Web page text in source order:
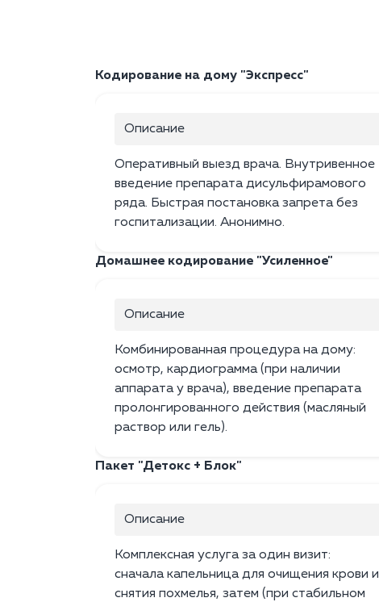
Кодирование на дому "Экспресс"
Описание
Оперативный выезд врача. Внутривенное
введение препарата дисульфирамового
ряда. Быстрая постановка запрета без
госпитализации. Анонимно.
Домашнее кодирование "Усиленное"
Описание
Комбинированная процедура на дому:
осмотр, кардиограмма (при наличии
аппарата у врача), введение препарата
пролонгированного действия (масляный
раствор или гель).
Пакет "Детокс + Блок"
Описание
Комплексная услуга за один визит:
сначала капельница для очищения крови и
снятия похмелья, затем (при стабильном